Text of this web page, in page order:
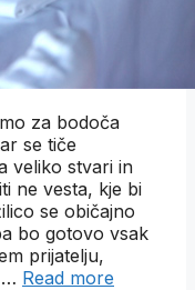
za bodoča
se tiče
veliko stvari in
ne vesta, kje bi
se običajno
bo gotovo vsak
prijatelju,
… Read more